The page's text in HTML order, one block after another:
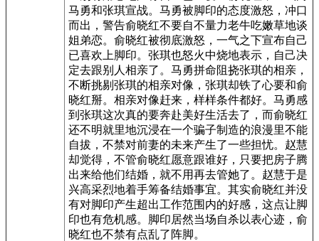
马勇和张琪宣战。马勇被脚印的态度激怒，冲口
而出，警告俞晓红不要自不量力老牛吃嫩草地谈
姐弟恋。俞晓红被彻底激怒，一气之下宣布自己
已喜欢上脚印。张琪也怒火中烧地表示，自己决
定去跟别人相亲了。马勇拼命阻挠张琪的相亲，
不断挑剔张琪的相亲对像，张琪却铁了心要和俞
晓红掰。相亲对像赶来，样样条件都好。马勇感
到张琪这次真的要奔赴美好生活去了，而俞晓红
还不明就里地沉浸在一个骗子制造的浪漫里不能
自拔，不禁对前妻的未来产生了一些担忧。赵慧
却觉得，不管俞晓红愿意跟谁好，只要把房子腾
出来给他们结婚，就不用再去管她了。赵慧于是
兴高采烈地着手筹备结婚事宜。其实俞晓红并没
有对脚印产生超出工作范围内的好感，这点让脚
印也有危机感。脚印居然当场自杀以表心迹，俞
晓红也不禁有点乱了阵脚。